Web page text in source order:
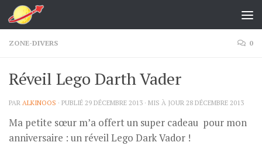
Skip to content
ZONE-DIVERS 0
Réveil Lego Darth Vader
PAR ALKINOOS · PUBLIÉ 29 DÉCEMBRE 2013 · MIS À JOUR 28 DÉCEMBRE 2013
Ma petite sœur m’a offert un super cadeau pour mon
anniversaire : un réveil Lego Dark Vador !